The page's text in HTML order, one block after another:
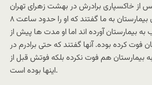
از خاکسپاری برادرش در بهشت زهرای تهران
گفت: پرستاران بیمارستان به ما گفتند که او را حدود ساعت ۸
بیمارستان آورده اند اما او مدت ها پیش از
فوت کرده بوده. آنها گفتند که حتی برادرم در
هم فوت نکرده بلکه فوتش قبل از
اینها بوده است.